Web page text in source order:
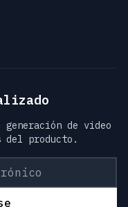
de video
del producto.